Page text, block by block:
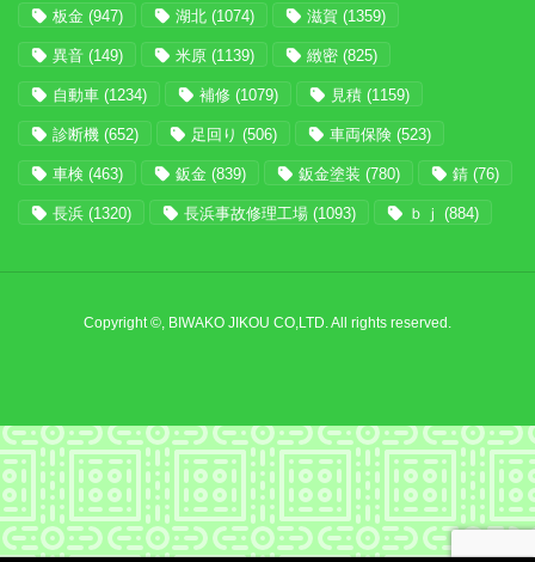
板金 (947) 湖北 (1074) 滋賀 (1359)
異音 (149) 米原 (1139) 緻密 (825)
自動車 (1234) 補修 (1079) 見積 (1159)
診断機 (652) 足回り (506) 車両保険 (523)
車検 (463) 鈑金 (839) 鈑金塗装 (780) 錆 (76)
長浜 (1320) 長浜事故修理工場 (1093) ｂｊ (884)
Copyright ©, BIWAKO JIKOU CO,LTD. All rights reserved.